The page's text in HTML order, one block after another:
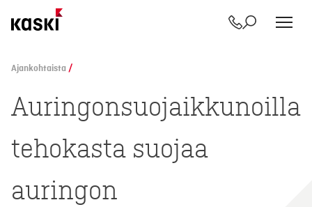
sisältöön
Yhteystiedot
Etsi
Ajankohtaista /
Auringonsuojaikkunoilla
tehokasta suojaa
auringon